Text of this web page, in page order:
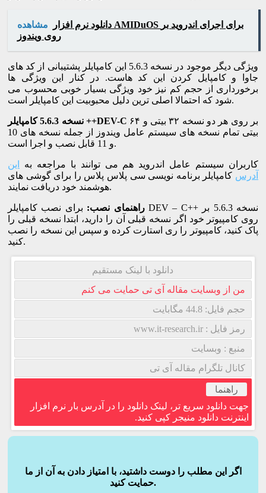
مشاهده
دانلود نرم افزار AMIDuOS برای اجرای اندروید بر
روی ویندوز
ویژگی دیگر موجود در نسخه 5.6.3 این کامپایلر پشتیبانی از کد های
جاوا و کامپایل کردن این کد هاست. در کنار این ویژگی ها
برخورداری از حجم کم نیز خود ویژگی بسیار خوبی محسوب می
شود که احتمالا اصلی ترین دلیل محبوبیت این کامپایلر است.
نسخه 5.6.3 کامپایلر ++DEV-C
بیتی تمام نسخه های سیستم عامل ویندوز از جمله نسخه های 10
و 11 قابل نصب و اجرا است.
کاربران سیستم عامل اندروید هم می توانند با مراجعه به
این
آدرس کامپایلر برنامه نویسی سی پلاس پلاس را برای گوشی های
هوشمند خود دریافت نمایند.
راهنمای نصب: برای نصب کامپایلر DEV – C++ نسخه 5.6.3 بر
روی کامپیوتر خود اگر نسخه قبلی آن را دارید، ابتدا نسخه قبلی را
پاک کنید، کامپیوتر را ری استارت کرده و سپس این نسخه را نصب
کنید.
دانلود با لینک مستقیم
من از وبسایت مقاله آی تی حمایت می کنم
حجم فایل: 44.8 مگابایت
رمز فایل : www.it-research.ir
منبع : وبسایت
کانال تلگرام مقاله آی تی
راهنما
جهت دانلود سریع تر، لینک دانلود را در آدرس بار نرم افزار
اینترنت دانلود منیجر کپی کنید.
اگر این مطلب را دوست داشتید، با امتیاز دادن به آن از ما
حمایت کنید.